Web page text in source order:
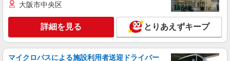
キープ 詳細を見る
派遣社員
株式会社パソナ・東京キャリアセンター/KT600115814003
NEW
大阪市中央区
詳細を見る とりあえずキープ
マイクロバスによる施設利用者送迎ドライバー